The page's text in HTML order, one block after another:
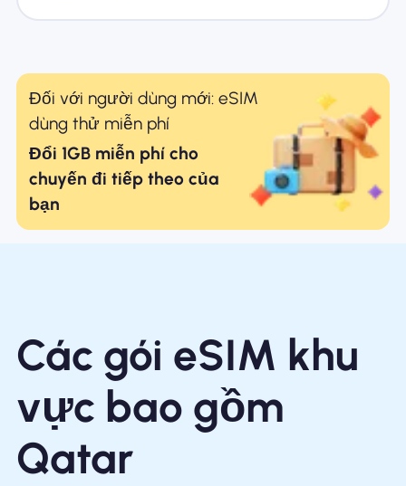
Đối với người dùng mới: eSIM
dùng thử miễn phí
Đổi 1GB miễn phí cho
chuyến đi tiếp theo của
bạn
Các gói eSIM khu
vực bao gồm
Qatar